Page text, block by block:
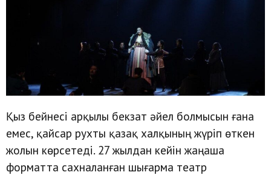
Қыз бейнесі арқылы бекзат әйел болмысын ғана
емес, қайсар рухты қазақ халқының жүріп өткен
жолын көрсетеді. 27 жылдан кейін жаңаша
форматта сахналанған шығарма театр